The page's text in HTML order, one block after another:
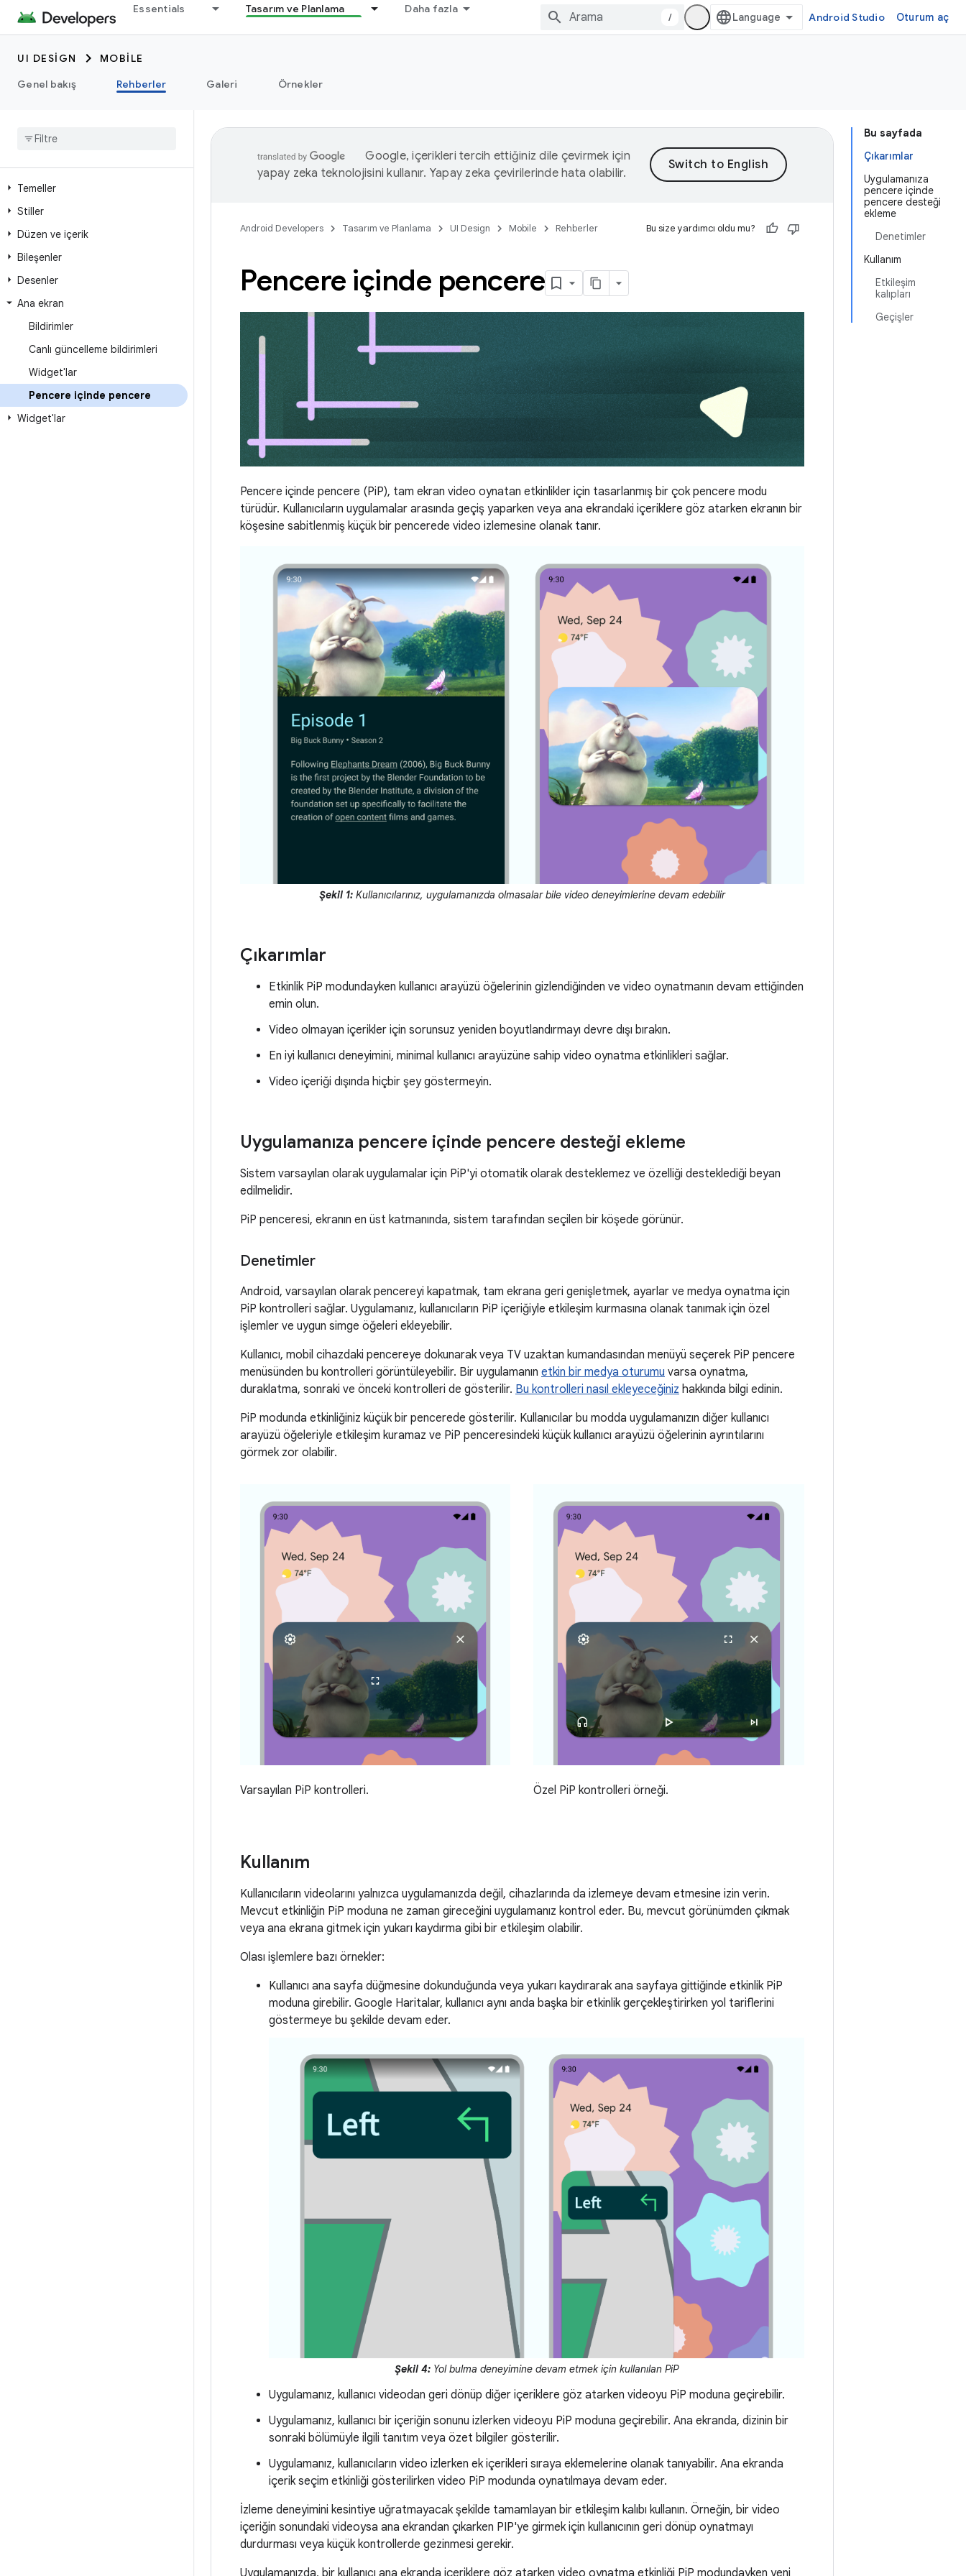
Essentials Tasarım ve Planlama Daha fazla
/ Android Studio Oturum aç
UI DESIGN
MOBILE
Genel bakış
Rehberler Galeri Örnekler
Temeller
Stiller
Düzen ve içerik
Bileşenler
Desenler
Ana ekran
Bildirimler
Canlı güncelleme bildirimleri
Widget'lar
Pencere içinde pencere
Widget'lar
Bu sayfada
Çıkarımlar
Uygulamanıza
pencere içinde
pencere desteği
ekleme
Denetimler
Kullanım
Etkileşim
kalıpları
Geçişler
Google, içerikleri tercih ettiğiniz dile çevirmek için
yapay zeka teknolojisini kullanır. Yapay zeka çevirilerinde hata olabilir.
Android Developers Tasarım ve Planlama UI Design Mobile Rehberler Bu size yardımcı oldu mu?
Pencere içinde pencere
Pencere içinde pencere (PiP), tam ekran video oynatan etkinlikler için tasarlanmış bir çok pencere modu
türüdür. Kullanıcıların uygulamalar arasında geçiş yaparken veya ana ekrandaki içeriklere göz atarken ekranın bir
köşesine sabitlenmiş küçük bir pencerede video izlemesine olanak tanır.
Şekil 1: Kullanıcılarınız, uygulamanızda olmasalar bile video deneyimlerine devam edebilir
Çıkarımlar
Etkinlik PiP modundayken kullanıcı arayüzü öğelerinin gizlendiğinden ve video oynatmanın devam ettiğinden
emin olun.
Video olmayan içerikler için sorunsuz yeniden boyutlandırmayı devre dışı bırakın.
En iyi kullanıcı deneyimini, minimal kullanıcı arayüzüne sahip video oynatma etkinlikleri sağlar.
Video içeriği dışında hiçbir şey göstermeyin.
Uygulamanıza pencere içinde pencere desteği ekleme
Sistem varsayılan olarak uygulamalar için PiP'yi otomatik olarak desteklemez ve özelliği desteklediği beyan
edilmelidir.
PiP penceresi, ekranın en üst katmanında, sistem tarafından seçilen bir köşede görünür.
Denetimler
Android, varsayılan olarak pencereyi kapatmak, tam ekrana geri genişletmek, ayarlar ve medya oynatma için
PiP kontrolleri sağlar. Uygulamanız, kullanıcıların PiP içeriğiyle etkileşim kurmasına olanak tanımak için özel
işlemler ve uygun simge öğeleri ekleyebilir.
Kullanıcı, mobil cihazdaki pencereye dokunarak veya TV uzaktan kumandasından menüyü seçerek PiP pencere
menüsünden bu kontrolleri görüntüleyebilir. Bir uygulamanın etkin bir medya oturumu varsa oynatma,
duraklatma, sonraki ve önceki kontrolleri de gösterilir. Bu kontrolleri nasıl ekleyeceğiniz hakkında bilgi edinin.
PiP modunda etkinliğiniz küçük bir pencerede gösterilir. Kullanıcılar bu modda uygulamanızın diğer kullanıcı
arayüzü öğeleriyle etkileşim kuramaz ve PiP penceresindeki küçük kullanıcı arayüzü öğelerinin ayrıntılarını
görmek zor olabilir.
Varsayılan PiP kontrolleri. Özel PiP kontrolleri örneği.
Kullanım
Kullanıcıların videolarını yalnızca uygulamanızda değil, cihazlarında da izlemeye devam etmesine izin verin.
Mevcut etkinliğin PiP moduna ne zaman gireceğini uygulamanız kontrol eder. Bu, mevcut görünümden çıkmak
veya ana ekrana gitmek için yukarı kaydırma gibi bir etkileşim olabilir.
Olası işlemlere bazı örnekler:
Kullanıcı ana sayfa düğmesine dokunduğunda veya yukarı kaydırarak ana sayfaya gittiğinde etkinlik PiP
moduna girebilir. Google Haritalar, kullanıcı aynı anda başka bir etkinlik gerçekleştirirken yol tariflerini
göstermeye bu şekilde devam eder.
Şekil 4: Yol bulma deneyimine devam etmek için kullanılan PiP
Uygulamanız, kullanıcı videodan geri dönüp diğer içeriklere göz atarken videoyu PiP moduna geçirebilir.
Uygulamanız, kullanıcı bir içeriğin sonunu izlerken videoyu PiP moduna geçirebilir. Ana ekranda, dizinin bir
sonraki bölümüyle ilgili tanıtım veya özet bilgiler gösterilir.
Uygulamanız, kullanıcıların video izlerken ek içerikleri sıraya eklemelerine olanak tanıyabilir. Ana ekranda
içerik seçim etkinliği gösterilirken video PiP modunda oynatılmaya devam eder.
İzleme deneyimini kesintiye uğratmayacak şekilde tamamlayan bir etkileşim kalıbı kullanın. Örneğin, bir video
içeriğin sonundaki videoysa ana ekrandan çıkarken PIP'ye girmek için kullanıcının geri dönüp oynatmayı
durdurması veya küçük kontrollerde gezinmesi gerekir.